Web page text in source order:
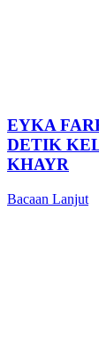
EYKA
DETIK
KHAYR
Bacaan Lanjut